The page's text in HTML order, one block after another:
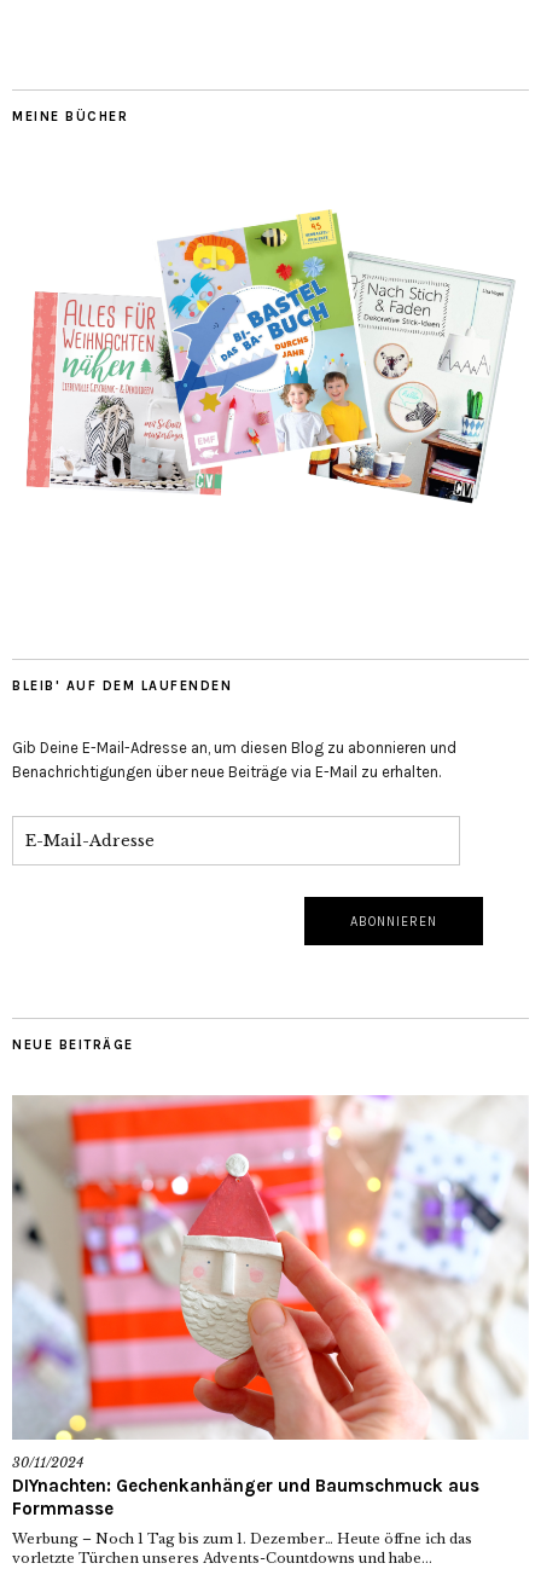
MEINE BÜCHER
BLEIB' AUF DEM LAUFENDEN
Gib Deine E-Mail-Adresse an, um diesen Blog zu abonnieren und
Benachrichtigungen über neue Beiträge via E-Mail zu erhalten.
NEUE BEITRÄGE
30/11/2024
DIYnachten: Gechenkanhänger und Baumschmuck aus
Formmasse
Werbung – Noch 1 Tag bis zum 1. Dezember… Heute öffne ich das
vorletzte Türchen unseres Advents-Countdowns und habe...